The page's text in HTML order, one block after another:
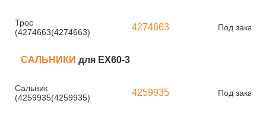
Трос
(4274663(4274663)
4274663 Под заказ
САЛЬНИКИ для EX60-3
Сальник
(4259935(4259935)
4259935 Под заказ